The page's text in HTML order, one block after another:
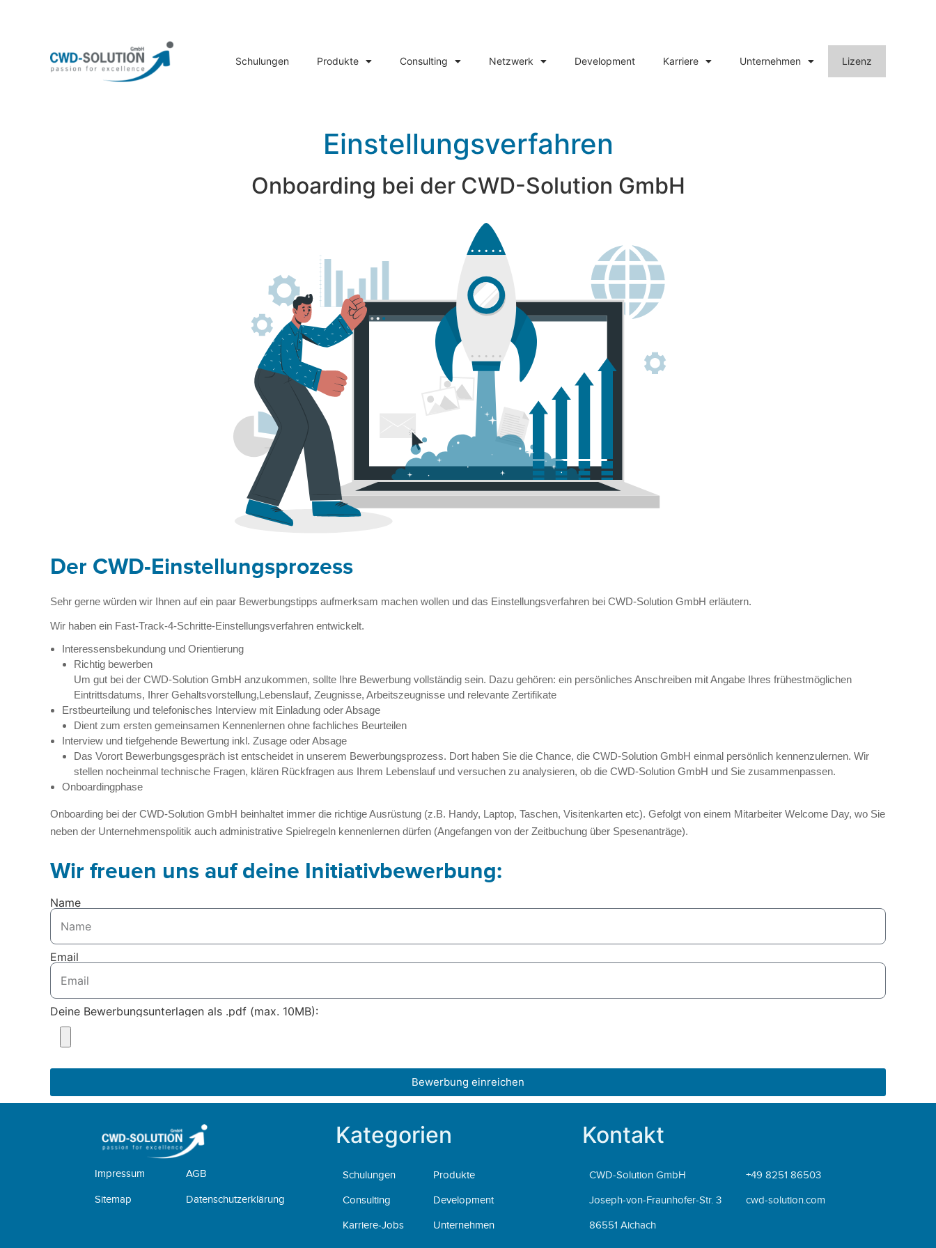
Schulungen Produkte Consulting Netzwerk Development Karriere Unternehmen Lizenz
Einstellungsverfahren
Onboarding bei der CWD-Solution GmbH
Der CWD-Einstellungsprozess
Sehr gerne würden wir Ihnen auf ein paar Bewerbungstipps aufmerksam machen wollen und das Einstellungsverfahren bei CWD-Solution GmbH erläutern.
Wir haben ein Fast-Track-4-Schritte-Einstellungsverfahren entwickelt.
Interessensbekundung und Orientierung
Richtig bewerben
Um gut bei der CWD-Solution GmbH anzukommen, sollte Ihre Bewerbung vollständig sein. Dazu gehören: ein persönliches Anschreiben mit Angabe Ihres frühestmöglichen
Eintrittsdatums, Ihrer Gehaltsvorstellung,Lebenslauf, Zeugnisse, Arbeitszeugnisse und relevante Zertifikate
Erstbeurteilung und telefonisches Interview mit Einladung oder Absage
Dient zum ersten gemeinsamen Kennenlernen ohne fachliches Beurteilen
Interview und tiefgehende Bewertung inkl. Zusage oder Absage
Das Vorort Bewerbungsgespräch ist entscheidet in unserem Bewerbungsprozess. Dort haben Sie die Chance, die CWD-Solution GmbH einmal persönlich kennenzulernen. Wir
stellen nocheinmal technische Fragen, klären Rückfragen aus Ihrem Lebenslauf und versuchen zu analysieren, ob die CWD-Solution GmbH und Sie zusammenpassen.
Onboardingphase
Onboarding bei der CWD-Solution GmbH beinhaltet immer die richtige Ausrüstung (z.B. Handy, Laptop, Taschen, Visitenkarten etc). Gefolgt von einem Mitarbeiter Welcome Day, wo Sie
neben der Unternehmenspolitik auch administrative Spielregeln kennenlernen dürfen (Angefangen von der Zeitbuchung über Spesenanträge).
Wir freuen uns auf deine Initiativbewerbung:
Name
Email
Deine Bewerbungsunterlagen als .pdf (max. 10MB):
Bewerbung einreichen
Impressum
Sitemap
AGB
Datenschutzerklärung
Kategorien
Schulungen
Consulting
Karriere-Jobs
Produkte
Development
Unternehmen
Kontakt
CWD-Solution GmbH
Joseph-von-Fraunhofer-Str. 3
86551 Aichach
+49 8251 86503
cwd-solution.com